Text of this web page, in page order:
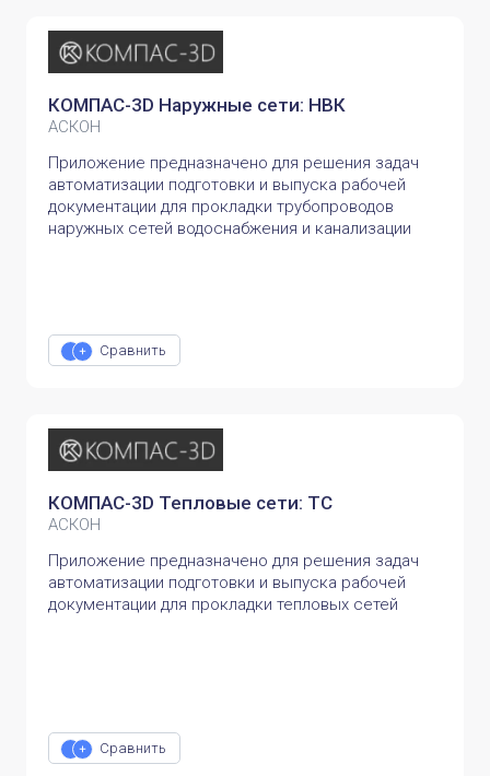
КОМПАС-3D Наружные сети: НВК
АСКОН
Приложение предназначено для решения задач
автоматизации подготовки и выпуска рабочей
документации для прокладки трубопроводов
наружных сетей водоснабжения и канализации
Сравнить
КОМПАС-3D Тепловые сети: ТС
АСКОН
Приложение предназначено для решения задач
автоматизации подготовки и выпуска рабочей
документации для прокладки тепловых сетей
Сравнить